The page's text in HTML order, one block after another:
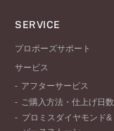
SERVICE
プロポーズサポート
サービス
アフターサービス
ご購入方法・仕上げ日数
プロミスダイヤモンド&